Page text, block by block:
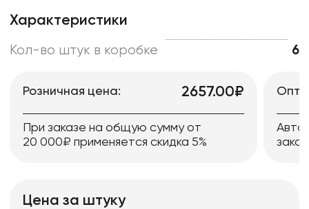
Характеристики
Кол-во штук в коробке 6
Розничная цена: 2657.00₽
При заказе на общую сумму от
20 000₽ применяется скидка 5%
Цена за штуку